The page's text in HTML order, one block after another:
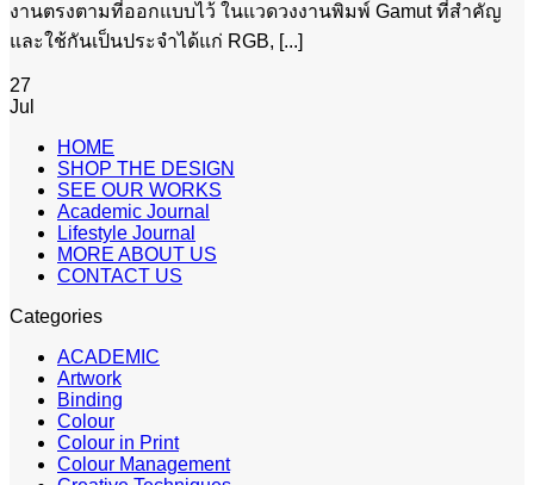
งานตรงตามที่ออกแบบไว้ ในแวดวงงานพิมพ์ Gamut ที่สำคัญ
และใช้กันเป็นประจำได้แก่ RGB, [...]
27
Jul
HOME
SHOP THE DESIGN
SEE OUR WORKS
Academic Journal
Lifestyle Journal
MORE ABOUT US
CONTACT US
Categories
ACADEMIC
Artwork
Binding
Colour
Colour in Print
Colour Management